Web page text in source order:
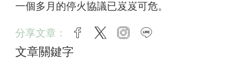
一個多月的停火協議已岌岌可危。
分享文章： facebook
twitter instagram
文章關鍵字